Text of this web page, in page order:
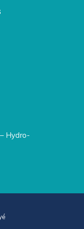
Hydro-